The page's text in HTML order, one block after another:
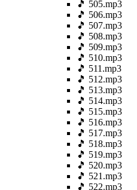
🎵 505.mp3
🎵 506.mp3
🎵 507.mp3
🎵 508.mp3
🎵 509.mp3
🎵 510.mp3
🎵 511.mp3
🎵 512.mp3
🎵 513.mp3
🎵 514.mp3
🎵 515.mp3
🎵 516.mp3
🎵 517.mp3
🎵 518.mp3
🎵 519.mp3
🎵 520.mp3
🎵 521.mp3
🎵 522.mp3